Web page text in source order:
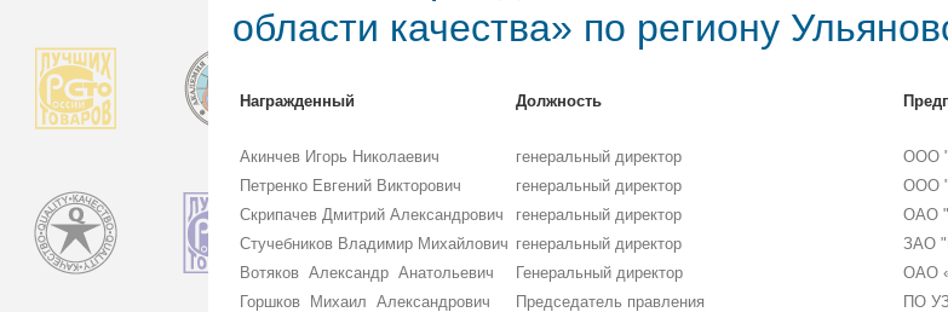
области качества» по региону
Награжденный Должность
Акинчев Игорь Николаевич
генеральный директор ООО
Петренко Евгений Викторович
генеральный директор ООО
Скрипачев Дмитрий Александрович
генеральный директор ОАО
Стучебников Владимир Михайлович генеральный директор ЗАО
Вотяков Александр Анатольевич
Генеральный директор ОАО
Горшков Михаил Александрович
Председатель правления ПО